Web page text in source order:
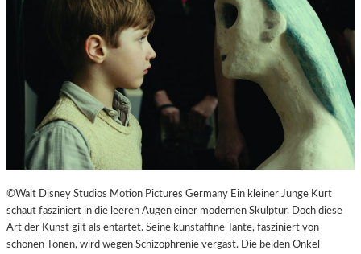
©Walt Disney Studios Motion Pictures Germany Ein kleiner Junge Kurt
schaut fasziniert in die leeren Augen einer modernen Skulptur. Doch diese
Art der Kunst gilt als entartet. Seine kunstaffine Tante, fasziniert von
schönen Tönen, wird wegen Schizophrenie vergast. Die beiden Onkel